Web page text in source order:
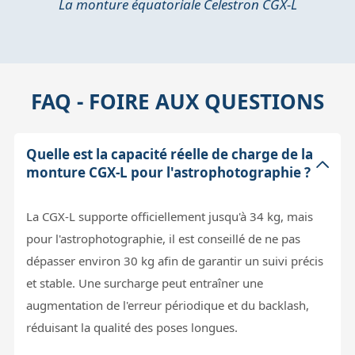
La monture équatoriale Celestron CGX-L
FAQ - FOIRE AUX QUESTIONS
Quelle est la capacité réelle de charge de la
monture CGX-L pour l'astrophotographie ?
La CGX-L supporte officiellement jusqu'à 34 kg, mais
pour l'astrophotographie, il est conseillé de ne pas
dépasser environ 30 kg afin de garantir un suivi précis
et stable. Une surcharge peut entraîner une
augmentation de l'erreur périodique et du backlash,
réduisant la qualité des poses longues.